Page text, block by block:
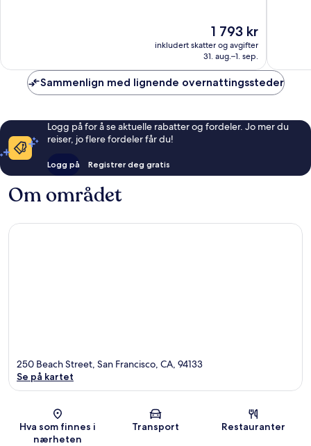
Prisen
er
1 793 kr
1 793 kr
inkludert skatter og avgifter
31. aug.–1. sep.
Sammenlign med lignende overnattingssteder
Logg på for å se aktuelle rabatter og fordeler. Jo mer du
reiser, jo flere fordeler får du!
Logg på Registrer deg gratis
Om området
Kart
250 Beach Street, San Francisco, CA, 94133
Se på kartet
Hva som finnes i
nærheten
Transport Restauranter